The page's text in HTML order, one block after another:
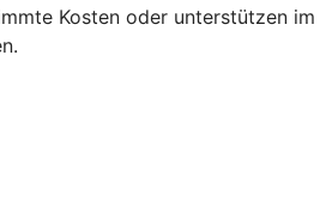
Kosten oder unterstützen